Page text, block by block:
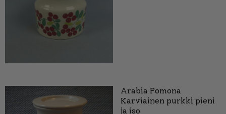
Arabia Pomona
Karviainen purkki pieni
ja iso